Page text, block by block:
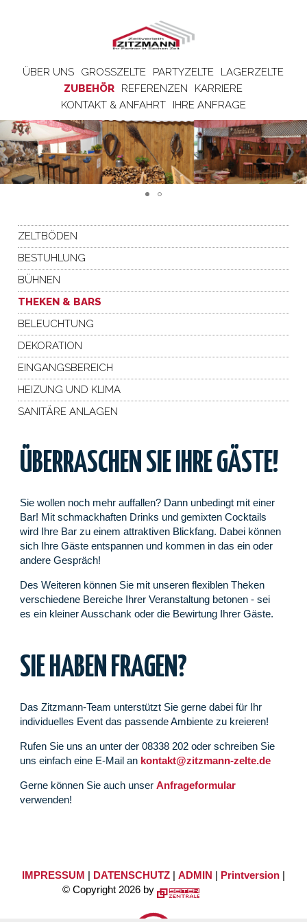
ÜBER UNS GROSSZELTE PARTYZELTE
LAGERZELTE
ZUBEHÖR
REFERENZEN
KARRIERE
KONTAKT & ANFAHRT
IHRE ANFRAGE
ZELTBÖDEN
BESTUHLUNG
BÜHNEN
THEKEN & BARS
BELEUCHTUNG
DEKORATION
EINGANGSBEREICH
HEIZUNG UND KLIMA
SANITÄRE ANLAGEN
ÜBERRASCHEN SIE IHRE GÄSTE!
Sie wollen noch mehr auffallen? Dann unbedingt mit einer
Bar! Mit schmackhaften Drinks und gemixten Cocktails
wird Ihre Bar zu einem attraktiven Blickfang. Dabei können
sich Ihre Gäste entspannen und kommen in das ein oder
andere Gespräch!
Des Weiteren können Sie mit unseren flexiblen Theken
verschiedene Bereiche Ihrer Veranstaltung betonen - sei
es ein kleiner Ausschank oder die Bewirtung Ihrer Gäste.
SIE HABEN FRAGEN?
Das Zitzmann-Team unterstützt Sie gerne dabei für Ihr
individuelles Event das passende Ambiente zu kreieren!
Rufen Sie uns an unter der 08338 202 oder schreiben Sie
uns einfach eine E-Mail an kontakt@zitzmann-zelte.de
Gerne können Sie auch unserAnfrageformular
verwenden!
IMPRESSUM | DATENSCHUTZ| ADMIN | Printversion|
© Copyright 2026 by